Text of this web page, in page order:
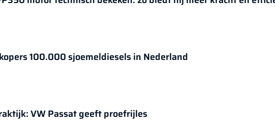
100.000 sjoemeldiesels in Nederland
GMTO diagnose in de praktijk: VW Passat geeft proefrijles